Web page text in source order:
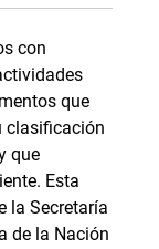
con
que
clasificación
que
Esta
la Secretaría
de la Nación